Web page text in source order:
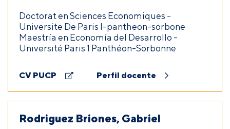
Doctorat en Sciences Economiques -
Universite De Paris I-pantheon-sorbone
Maestría en Economía del Desarrollo -
Université Paris 1 Panthéon-Sorbonne
CV PUCP Perfil docente
Rodriguez Briones, Gabriel